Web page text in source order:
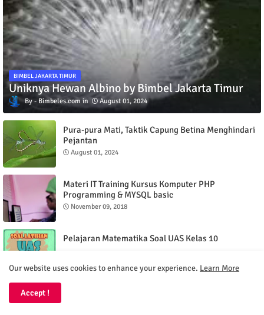
BIMBEL JAKARTA TIMUR
Uniknya Hewan Albino by Bimbel Jakarta Timur
Bimbeles.com August 01, 2024
Pura-pura Mati, Taktik Capung Betina Menghindari
Pejantan
August 01, 2024
Materi IT Training Kursus Komputer PHP
Programming & MYSQL basic
November 09, 2018
Pelajaran Matematika Soal UAS Kelas 10
Our website uses cookies to enhance your experience. Learn More
Accept !